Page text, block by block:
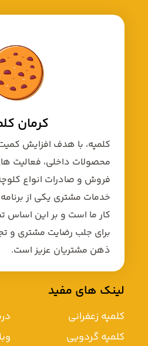
لینک های مفید
کلمپه زعفرانی
کلمپه گردویی
کرمان
کلمپه، با هدف افزایش
محصولات داخلی، فعالیت
فروش و صادرات انواع
خدمات مشتری یکی از
کار ما است و بر این اساس
برای جلب رضایت مشتری و
ذهن مشتریان عزیز است.